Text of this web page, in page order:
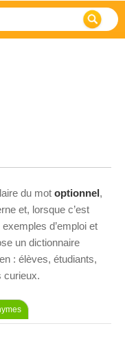
du mot optionnel,
et, lorsque c’est
d’emploi et
un dictionnaire
: élèves, étudiants,
curieux.